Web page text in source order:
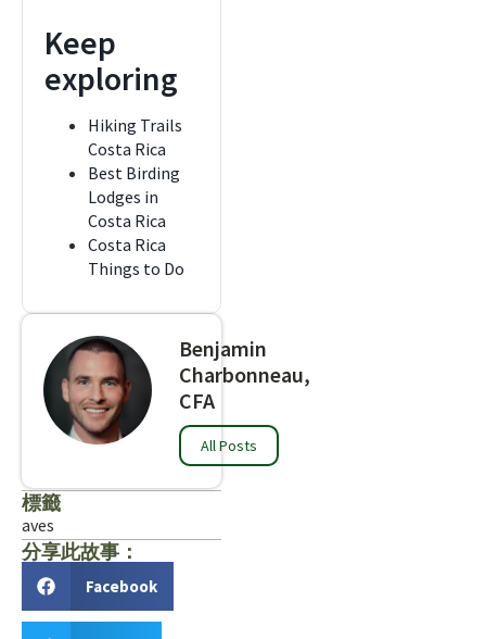
Keep
exploring
Hiking Trails
Costa Rica
Best Birding
Lodges in
Costa Rica
Costa Rica
Things to Do
Benjamin
Charbonneau,
CFA
All Posts
標籤
aves
分享此故事：
Facebook